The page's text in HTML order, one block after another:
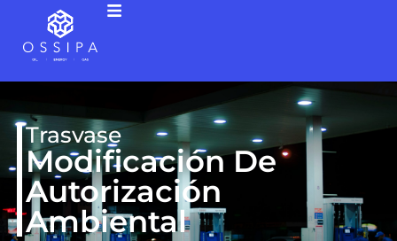
Trasvase
Modificación De
Autorización
Ambiental